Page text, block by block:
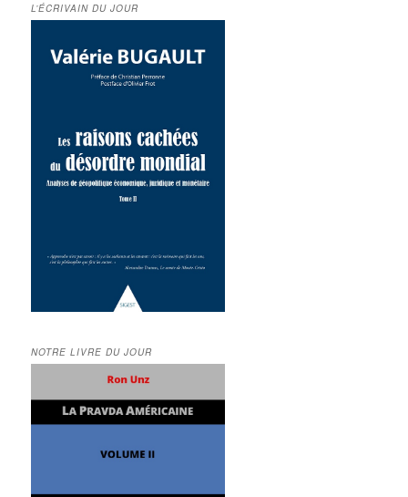
L’ÉCRIVAIN DU JOUR
NOTRE LIVRE DU JOUR